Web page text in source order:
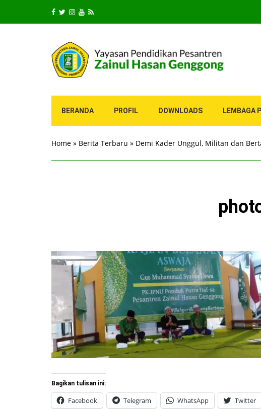
BERANDA PROFIL DOWNLOADS LEMBAGA
Home » Berita Terbaru » Demi Kader Unggul, Militan dan
Bagikan tulisan ini:
Facebook Telegram WhatsApp Twitter